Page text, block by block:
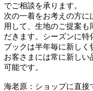
でご相談を承ります。
次の一着をお考えの方に
用して、生地のご提案も
だきます。シーズンに特
ブックは半年毎に新しく
お客さまには常に新しい
可能です。
海老原： ショップに直接